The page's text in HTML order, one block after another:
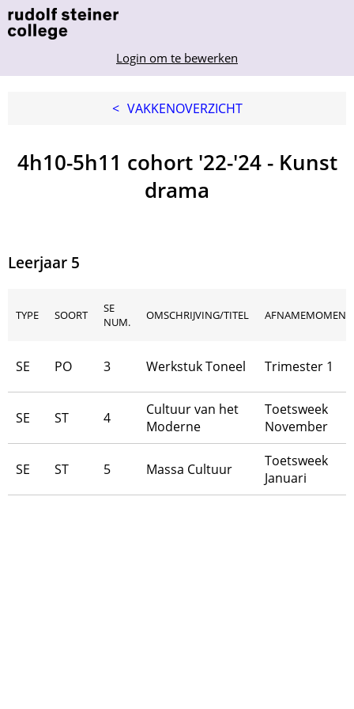
Login om te bewerken
< VAKKENOVERZICHT
4h10-5h11 cohort '22-'24 - Kunst
drama
Leerjaar 5
TYPE SOORT
SE
NUM.
OMSCHRIJVING/TITEL AFNAMEMOMENT
SE PO 3 Werkstuk Toneel Trimester 1
SE ST 4
Cultuur van het
Moderne
Toetsweek
November
SE ST 5 Massa Cultuur
Toetsweek
Januari